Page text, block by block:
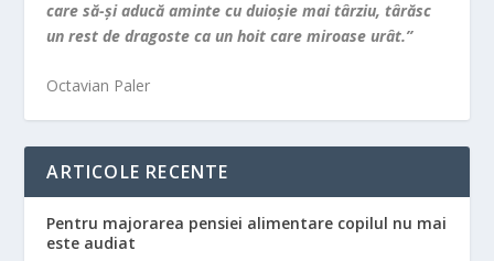
care să-şi aducă aminte cu duioşie mai târziu, târăsc
un rest de dragoste ca un hoit care miroase urât.”
Octavian Paler
ARTICOLE RECENTE
Pentru majorarea pensiei alimentare copilul nu mai
este audiat